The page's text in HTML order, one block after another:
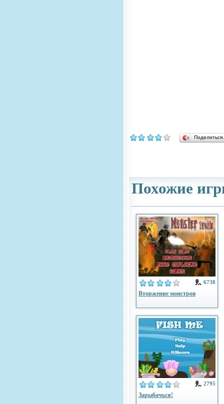
Похожие
6738
Вторжение монстров
2795
Зарыбачься!